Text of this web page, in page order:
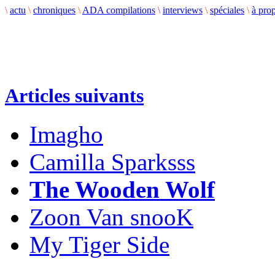
\ actu \ chroniques \ ADA compilations \ interviews \ spéciales \ à
Articles suivants
Imagho
Camilla Sparksss
The Wooden Wolf
Zoon Van snooK
My Tiger Side